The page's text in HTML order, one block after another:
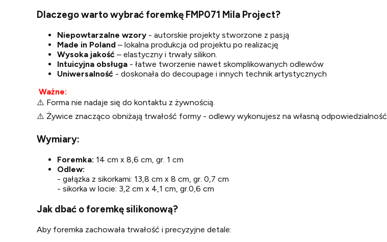
Dlaczego warto wybrać foremkę FMP071 Mila Project?
Niepowtarzalne wzory - autorskie projekty stworzone z pasją
Made in Poland – lokalna produkcja od projektu po realizację
Wysoka jakość – elastyczny i trwały silikon.
Intuicyjna obsługa - łatwe tworzenie nawet skomplikowanych odlewów
Uniwersalność - doskonała do decoupage i innych technik artystycznych
Ważne:
⚠️ Forma nie nadaje się do kontaktu z żywnością.
⚠️ Żywice znacząco obniżają trwałość formy - odlewy wykonujesz na własną odpowiedzialność.
Wymiary:
Foremka: 14 cm x 8,6 cm, gr. 1 cm
Odlew:
- gałązka z sikorkami: 13,8 cm x 8 cm, gr. 0,7 cm
- sikorka w locie: 3,2 cm x 4,1 cm, gr.0,6 cm
Jak dbać o foremkę silikonową?
Aby foremka zachowała trwałość i precyzyjne detale: